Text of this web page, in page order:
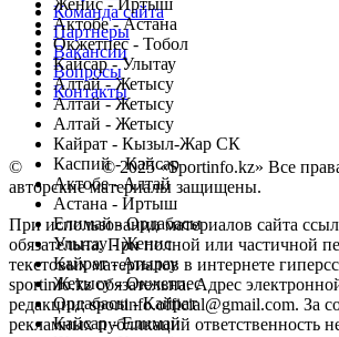
Женис - Иртыш
Актобе - Астана
Окжетпес - Тобол
Кайсар - Улытау
Алтай - Жетысу
Алтай - Жетысу
Алтай - Жетысу
Кайрат - Кызыл-Жар СК
Каспий - Кайсар
Актобе - Алтай
Астана - Иртыш
Елимай - Ордабасы
Улытау - Женис
Кайрат - Атырау
Жетысу - Окжетпес
Ордабасы - Кайрат
Кайсар - Елимай
Команда сайта
Партнеры
Вакансии
Вопросы
Контакты
© Copyright© 2025 «Sportinfo.kz» Все
авторские материалы защищены.
При использовании материалов сайта
обязательна. При полной или частичной
текстовых материалов в интернете
sportinfo.kz обязательна. Адрес
редакции: sportinfo.official@gmail.com. За
рекламных публикаций ответственность